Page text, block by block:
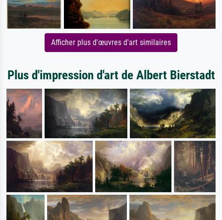
Afficher plus d'œuvres d'art similaires
Plus d'impression d'art de Albert Bierstadt